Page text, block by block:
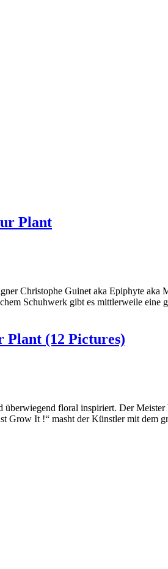
Plant
Christophe Guinet aka Epiphyte aka
Schuhwerk gibt es mittlerweile eine
Plant (12 Pictures)
floral inspiriert. Der Meister
Grow It !“ masht der Künstler mit dem